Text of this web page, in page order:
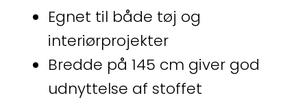
Egnet til både tøj og
interiørprojekter
Bredde på 145 cm giver god
udnyttelse af stoffet